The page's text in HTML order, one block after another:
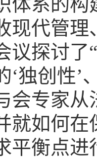
现代管
议探讨了
‘独创性’
会专家
就如何
平衡点